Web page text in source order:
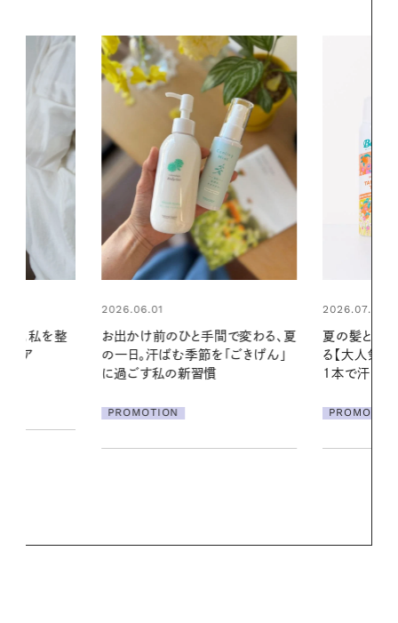
変わる、夏
ごきげん」
2026.07.24
夏の髪と心が瞬時にリフレッシュす
る【大人気のドライシャンプー】 この
1本で汗ばむ季節も一日中心地よく
PROMOTION
2026.06.01
真夏に向け
やりジェルと
地よくうるお